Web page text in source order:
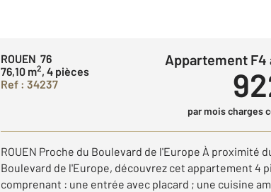
ROUEN 76
76,10 m2, 4 pièces
Ref : 34237
Appartement
par mois charges
ROUEN Proche du Boulevard de l'Europe À proximité
Boulevard de l'Europe, découvrez cet appartement 4
comprenant : une entrée avec placard ; une cuisine